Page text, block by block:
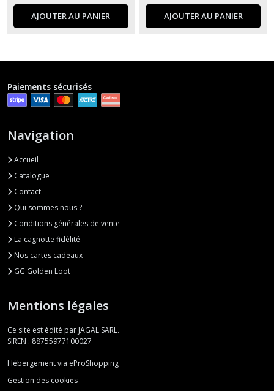
AJOUTER AU PANIER AJOUTER AU PANIER
Paiements sécurisés
Navigation
Accueil
Catalogue
Contact
Qui sommes nous ?
Conditions générales de vente
La cagnotte fidélité
Nos cartes cadeaux
GG Golden Loot
Mentions légales
Ce site est édité par JAGAL SARL.
SIREN : 88755977100027
Hébergement via eProShopping
Gestion des cookies